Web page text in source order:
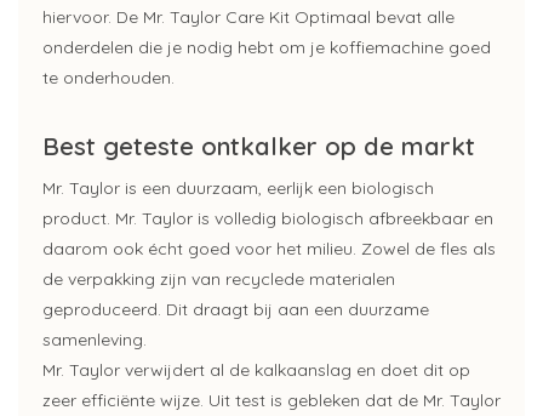
hiervoor. De Mr. Taylor Care Kit Optimaal bevat alle
onderdelen die je nodig hebt om je koffiemachine goed
te onderhouden.
Best geteste ontkalker op de markt
Mr. Taylor is een duurzaam, eerlijk een biologisch
product. Mr. Taylor is volledig biologisch afbreekbaar en
daarom ook écht goed voor het milieu. Zowel de fles als
de verpakking zijn van recyclede materialen
geproduceerd. Dit draagt bij aan een duurzame
samenleving.
Mr. Taylor verwijdert al de kalkaanslag en doet dit op
zeer efficiënte wijze. Uit test is gebleken dat de Mr. Taylor